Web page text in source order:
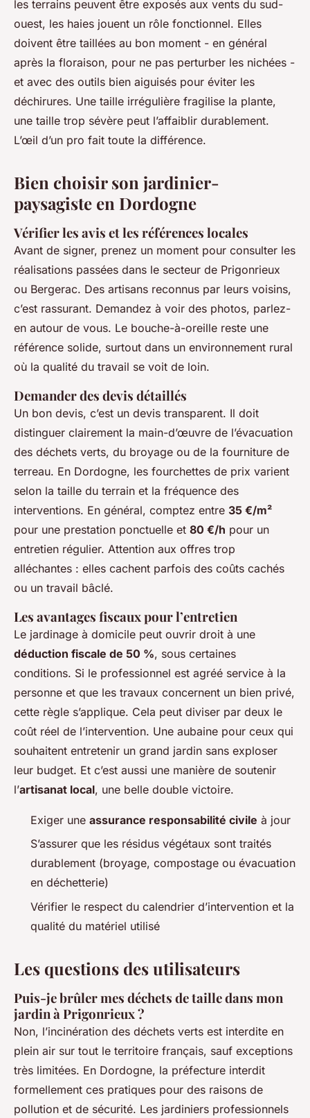
les terrains peuvent être exposés aux vents du sud-
ouest, les haies jouent un rôle fonctionnel. Elles
doivent être taillées au bon moment - en général
après la floraison, pour ne pas perturber les nichées -
et avec des outils bien aiguisés pour éviter les
déchirures. Une taille irrégulière fragilise la plante,
une taille trop sévère peut l’affaiblir durablement.
L’œil d’un pro fait toute la différence.
Bien choisir son jardinier-
paysagiste en Dordogne
Vérifier les avis et les références locales
Avant de signer, prenez un moment pour consulter les
réalisations passées dans le secteur de Prigonrieux
ou Bergerac. Des artisans reconnus par leurs voisins,
c’est rassurant. Demandez à voir des photos, parlez-
en autour de vous. Le bouche-à-oreille reste une
référence solide, surtout dans un environnement rural
où la qualité du travail se voit de loin.
Demander des devis détaillés
Un bon devis, c’est un devis transparent. Il doit
distinguer clairement la main-d’œuvre de l’évacuation
des déchets verts, du broyage ou de la fourniture de
terreau. En Dordogne, les fourchettes de prix varient
selon la taille du terrain et la fréquence des
interventions. En général, comptez entre 35 €/m²
pour une prestation ponctuelle et 80 €/h pour un
entretien régulier. Attention aux offres trop
alléchantes : elles cachent parfois des coûts cachés
ou un travail bâclé.
Les avantages fiscaux pour l’entretien
Le jardinage à domicile peut ouvrir droit à une
déduction fiscale de 50 %, sous certaines
conditions. Si le professionnel est agréé service à la
personne et que les travaux concernent un bien privé,
cette règle s’applique. Cela peut diviser par deux le
coût réel de l’intervention. Une aubaine pour ceux qui
souhaitent entretenir un grand jardin sans exploser
leur budget. Et c’est aussi une manière de soutenir
l’artisanat local, une belle double victoire.
Exiger une assurance responsabilité civile à jour
S’assurer que les résidus végétaux sont traités
durablement (broyage, compostage ou évacuation
en déchetterie)
Vérifier le respect du calendrier d’intervention et la
qualité du matériel utilisé
Les questions des utilisateurs
Puis-je brûler mes déchets de taille dans mon
jardin à Prigonrieux ?
Non, l’incinération des déchets verts est interdite en
plein air sur tout le territoire français, sauf exceptions
très limitées. En Dordogne, la préfecture interdit
formellement ces pratiques pour des raisons de
pollution et de sécurité. Les jardiniers professionnels